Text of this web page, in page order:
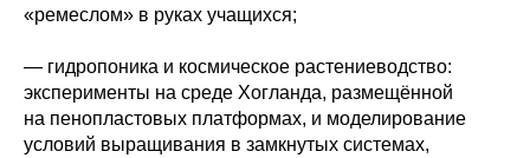
«ремеслом» в руках учащихся;
— гидропоника и космическое растениеводство:
эксперименты на среде Хогланда, размещённой
на пенопластовых платформах, и моделирование
условий выращивания в замкнутых системах,